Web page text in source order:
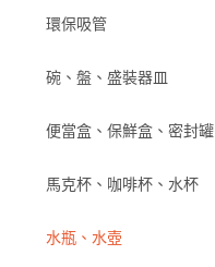
環保吸管
碗、盤、盛裝器皿
便當盒、保鮮盒、密封罐
馬克杯、咖啡杯、水杯
水瓶、水壺